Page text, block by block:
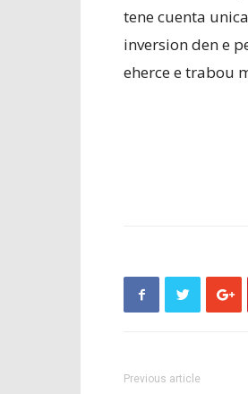
tene cuenta
inversion den e
eherce e trabou
Previous article